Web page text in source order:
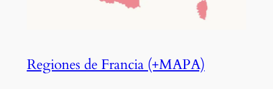
Regiones de Francia (+MAPA)